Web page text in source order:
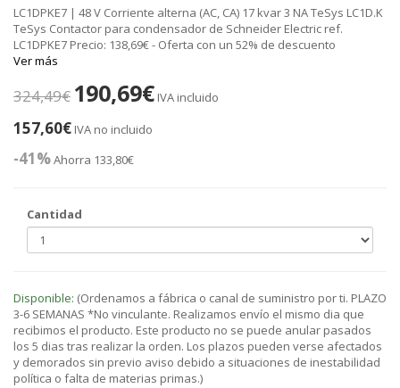
LC1DPKE7 | 48 V Corriente alterna (AC, CA) 17 kvar 3 NA TeSys LC1D.K
TeSys Contactor para condensador de Schneider Electric ref.
LC1DPKE7 Precio: 138,69€ - Oferta con un 52% de descuento
Ver más
324,49€ 190,69€ IVA incluido
157,60€ IVA no incluido
-41%Ahorra 133,80€
Cantidad
Disponible: (Ordenamos a fábrica o canal de suministro por ti. PLAZO
3-6 SEMANAS *No vinculante. Realizamos envío el mismo dia que
recibimos el producto. Este producto no se puede anular pasados
los 5 dias tras realizar la orden. Los plazos pueden verse afectados
y demorados sin previo aviso debido a situaciones de inestabilidad
política o falta de materias primas.)